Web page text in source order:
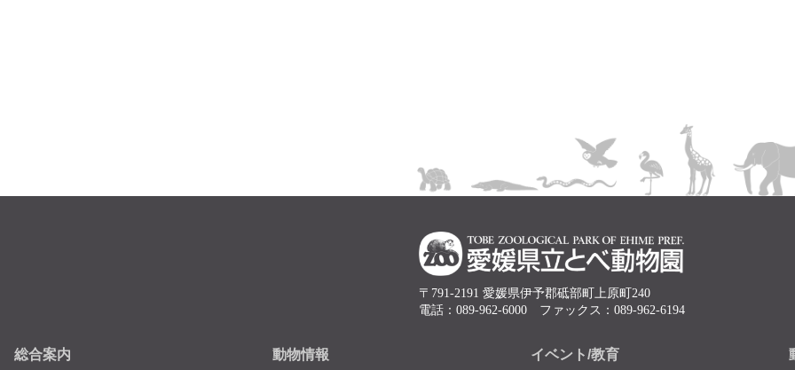
〒791-2191 愛媛県伊予郡砥部町上原町240
電話：089-962-6000 ファックス：089-962-6194
総合案内
動物情報
イベント/教育